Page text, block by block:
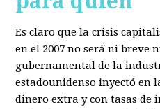
Es claro que la crisis
en el 2007 no será ni breve
gubernamental de la
estadounidenso inyectó en
dinero extra y con tasas de